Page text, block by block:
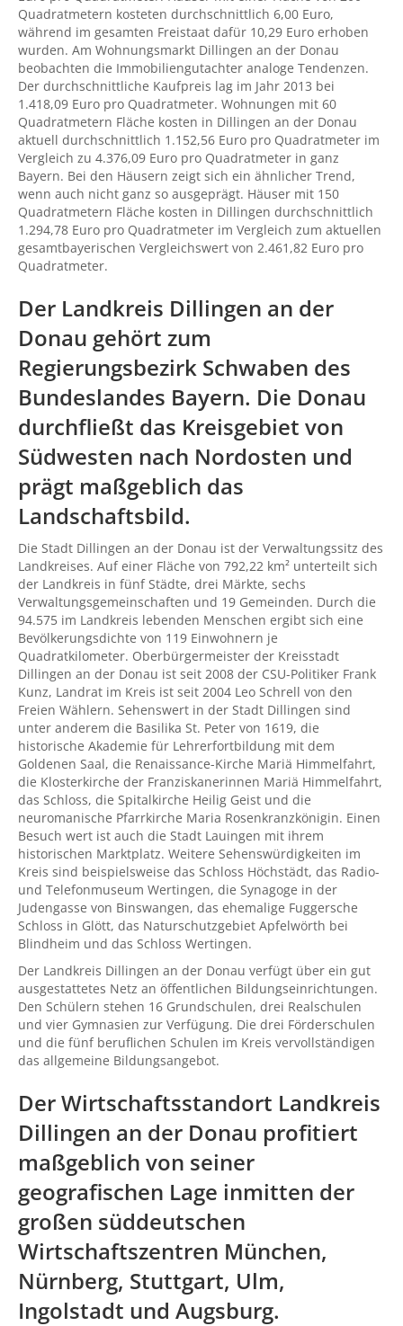
Quadratmetern kosteten durchschnittlich 6,00 Euro,
während im gesamten Freistaat dafür 10,29 Euro erhoben
wurden. Am Wohnungsmarkt Dillingen an der Donau
beobachten die Immobiliengutachter analoge Tendenzen.
Der durchschnittliche Kaufpreis lag im Jahr 2013 bei
1.418,09 Euro pro Quadratmeter. Wohnungen mit 60
Quadratmetern Fläche kosten in Dillingen an der Donau
aktuell durchschnittlich 1.152,56 Euro pro Quadratmeter im
Vergleich zu 4.376,09 Euro pro Quadratmeter in ganz
Bayern. Bei den Häusern zeigt sich ein ähnlicher Trend,
wenn auch nicht ganz so ausgeprägt. Häuser mit 150
Quadratmetern Fläche kosten in Dillingen durchschnittlich
1.294,78 Euro pro Quadratmeter im Vergleich zum aktuellen
gesamtbayerischen Vergleichswert von 2.461,82 Euro pro
Quadratmeter.
Der Landkreis Dillingen an der
Donau gehört zum
Regierungsbezirk Schwaben des
Bundeslandes Bayern. Die Donau
durchfließt das Kreisgebiet von
Südwesten nach Nordosten und
prägt maßgeblich das
Landschaftsbild.
Die Stadt Dillingen an der Donau ist der Verwaltungssitz des
Landkreises. Auf einer Fläche von 792,22 km² unterteilt sich
der Landkreis in fünf Städte, drei Märkte, sechs
Verwaltungsgemeinschaften und 19 Gemeinden. Durch die
94.575 im Landkreis lebenden Menschen ergibt sich eine
Bevölkerungsdichte von 119 Einwohnern je
Quadratkilometer. Oberbürgermeister der Kreisstadt
Dillingen an der Donau ist seit 2008 der CSU-Politiker Frank
Kunz, Landrat im Kreis ist seit 2004 Leo Schrell von den
Freien Wählern. Sehenswert in der Stadt Dillingen sind
unter anderem die Basilika St. Peter von 1619, die
historische Akademie für Lehrerfortbildung mit dem
Goldenen Saal, die Renaissance-Kirche Mariä Himmelfahrt,
die Klosterkirche der Franziskanerinnen Mariä Himmelfahrt,
das Schloss, die Spitalkirche Heilig Geist und die
neuromanische Pfarrkirche Maria Rosenkranzkönigin. Einen
Besuch wert ist auch die Stadt Lauingen mit ihrem
historischen Marktplatz. Weitere Sehenswürdigkeiten im
Kreis sind beispielsweise das Schloss Höchstädt, das Radio-
und Telefonmuseum Wertingen, die Synagoge in der
Judengasse von Binswangen, das ehemalige Fuggersche
Schloss in Glött, das Naturschutzgebiet Apfelwörth bei
Blindheim und das Schloss Wertingen.
Der Landkreis Dillingen an der Donau verfügt über ein gut
ausgestattetes Netz an öffentlichen Bildungseinrichtungen.
Den Schülern stehen 16 Grundschulen, drei Realschulen
und vier Gymnasien zur Verfügung. Die drei Förderschulen
und die fünf beruflichen Schulen im Kreis vervollständigen
das allgemeine Bildungsangebot.
Der Wirtschaftsstandort Landkreis
Dillingen an der Donau profitiert
maßgeblich von seiner
geografischen Lage inmitten der
großen süddeutschen
Wirtschaftszentren München,
Nürnberg, Stuttgart, Ulm,
Ingolstadt und Augsburg.